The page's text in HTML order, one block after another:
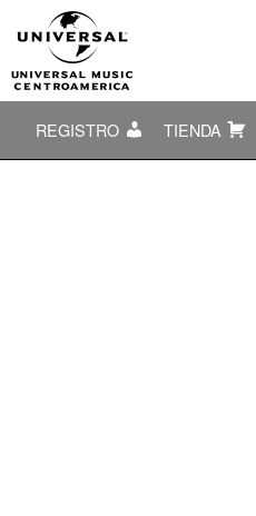
REGISTRO TIENDA